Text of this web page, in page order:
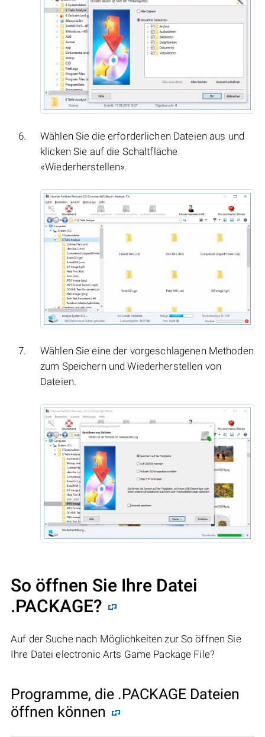
Wählen Sie die erforderlichen Dateien aus und
klicken Sie auf die Schaltfläche
«Wiederherstellen».
Wählen Sie eine der vorgeschlagenen Methoden
zum Speichern und Wiederherstellen von
Dateien.
So öffnen Sie Ihre Datei
.PACKAGE?
Auf der Suche nach Möglichkeiten zur So öffnen Sie
Ihre Datei electronic Arts Game Package File?
Programme, die .PACKAGE Dateien
öffnen können